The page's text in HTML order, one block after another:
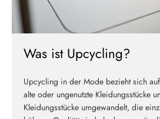
Was ist Upcycling?
Upcycling in der Mode bezieht sich
alte oder ungenutzte Kleidungsstücke
Kleidungsstücke umgewandelt, die